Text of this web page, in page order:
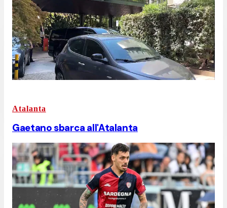
Atalanta
Gaetano sbarca all'Atalanta